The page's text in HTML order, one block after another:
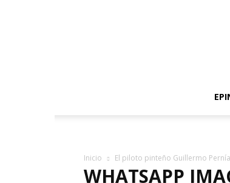
Inicio El piloto pinteño Guillermo
WHATSAPP